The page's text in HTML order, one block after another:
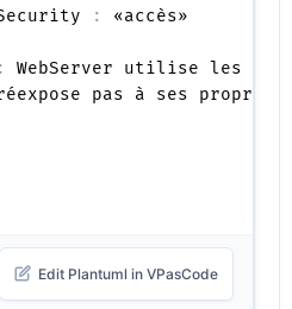
:
:
WebServer utilise les
pas à ses propres
Edit Plantuml in VPasCode